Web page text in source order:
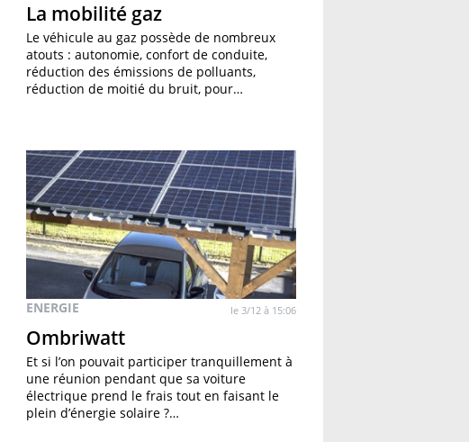
La mobilité gaz
Le véhicule au gaz possède de nombreux
atouts : autonomie, confort de conduite,
réduction des émissions de polluants,
réduction de moitié du bruit, pour…
ENERGIE le 3/12 à 15:06
Ombriwatt
Et si l’on pouvait participer tranquillement à
une réunion pendant que sa voiture
électrique prend le frais tout en faisant le
plein d’énergie solaire ?…